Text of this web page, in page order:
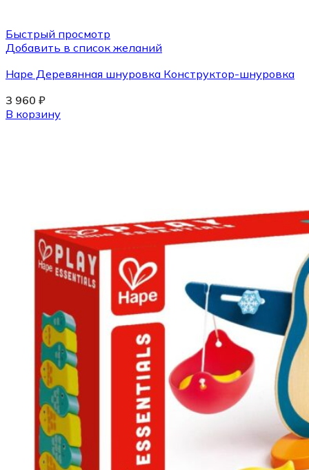
Быстрый просмотр
Добавить в список желаний
Hape Деревянная шнуровка Конструктор-шнуровка
3 960 ₽
В корзину